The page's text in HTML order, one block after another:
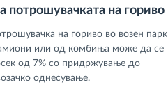
потрошувачката на гориво
на гориво во возен парк
или од комбиња може да се
од 7% со придржување до
однесување.